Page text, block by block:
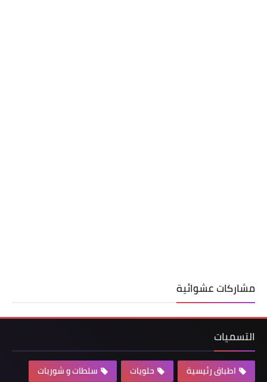
مشاركات عشوائية
التسميات
اطباق رئيسية حلويات
سلطات و شوربات